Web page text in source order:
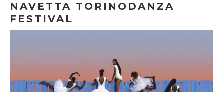
NAVETTA TORINODANZA
FESTIVAL